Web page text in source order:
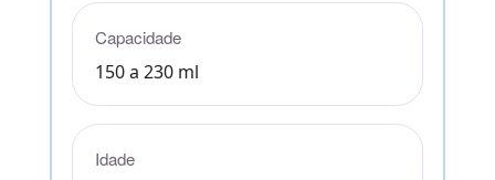
Capacidade
150 a 230 ml
Idade